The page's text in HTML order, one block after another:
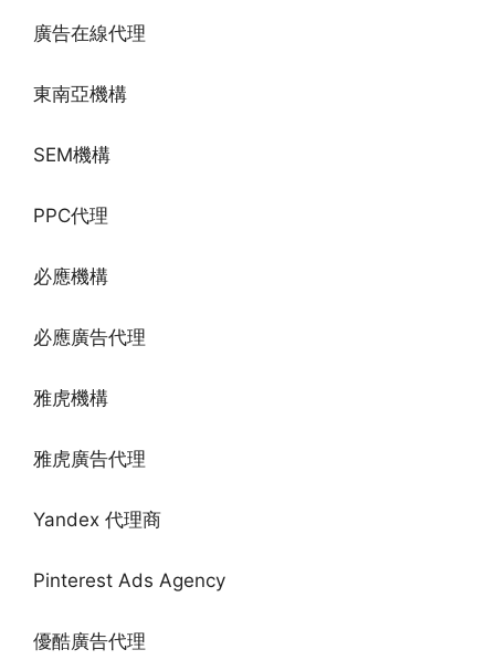
廣告在線代理
東南亞機構
SEM機構
PPC代理
必應機構
必應廣告代理
雅虎機構
雅虎廣告代理
Yandex 代理商
Pinterest Ads Agency
優酷廣告代理